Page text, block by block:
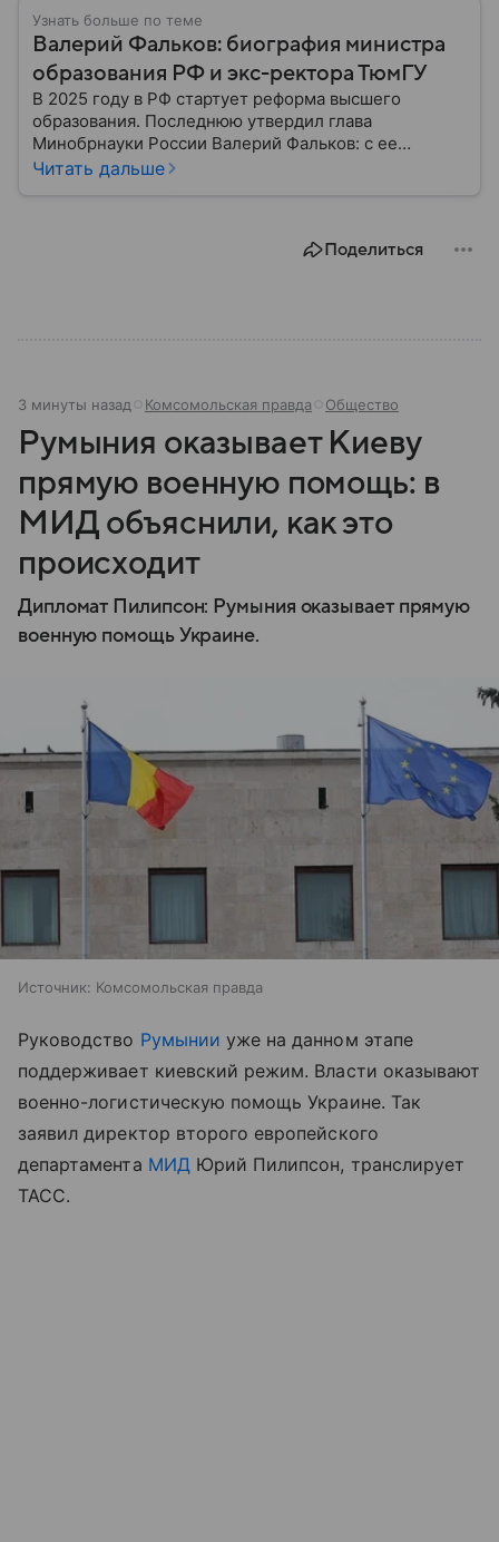
Узнать больше по теме
Валерий Фальков: биография министра
образования РФ и экс-ректора ТюмГУ
В 2025 году в РФ стартует реформа высшего
образования. Последнюю утвердил глава
Минобрнауки России Валерий Фальков: с ее
помощью чиновник планирует повысить качество
Читать дальше
Поделиться
3 минуты назад Комсомольская правда Общество
Румыния оказывает Киеву
прямую военную помощь: в
МИД объяснили, как это
происходит
Дипломат Пилипсон: Румыния оказывает прямую
военную помощь Украине.
Источник: Комсомольская правда
Руководство Румынии уже на данном этапе
поддерживает киевский режим. Власти оказывают
военно-логистическую помощь Украине. Так
заявил директор второго европейского
департамента МИД Юрий Пилипсон, транслирует
ТАСС.